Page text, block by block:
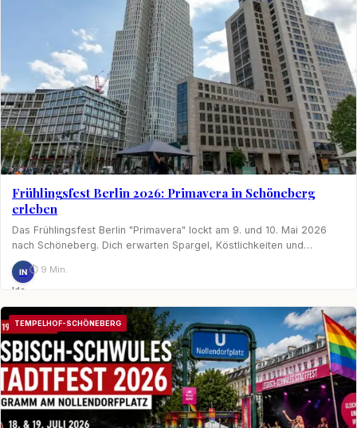
Frühlingsfest Berlin 2026: Primavera in Schöneberg
erleben
Das Frühlingsfest Berlin "Primavera" lockt am 9. und 10. Mai 2026
nach Schöneberg. Dich erwarten Spargel, Köstlichkeiten und…
IN
Ida
Nagel
⏱ 9 Min.
TEMPELHOF-SCHÖNEBERG